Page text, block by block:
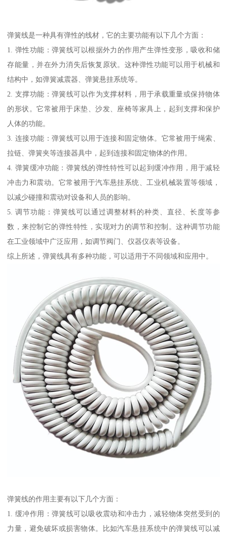
弹簧线是一种具有弹性的线材，它的主要功能有以下几个方面：
1. 弹性功能：弹簧线可以根据外力的作用产生弹性变形，吸收和储
存能量，并在外力消失后恢复原状。这种弹性功能可以用于机械和
结构中，如弹簧减震器、弹簧悬挂系统等。
2. 支撑功能：弹簧线可以作为支撑材料，用于承载重量或保持物体
的形状。它常被用于床垫、沙发、座椅等家具上，起到支撑和保护
人体的功能。
3. 连接功能：弹簧线可以用于连接和固定物体。它常被用于绳索、
拉链、弹簧夹等连接器具中，起到连接和固定物体的作用。
4. 弹簧缓冲功能：弹簧线的弹性特性可以起到缓冲作用，用于减轻
冲击力和震动。它常被用于汽车悬挂系统、工业机械装置等领域，
以减少碰撞和震动对设备和人员的影响。
5. 调节功能：弹簧线可以通过调整材料的种类、直径、长度等参
数，来控制它的弹性特性，实现对力的调节和控制。这种调节功能
在工业领域中广泛应用，如调节阀门、仪器仪表等设备。
综上所述，弹簧线具有多种功能，可以适用于不同领域和应用中。
弹簧线的作用主要有以下几个方面：
1. 缓冲作用：弹簧线可以吸收震动和冲击力，减轻物体突然受到的
力量，避免破坏或损害物体。比如汽车悬挂系统中的弹簧线可以减